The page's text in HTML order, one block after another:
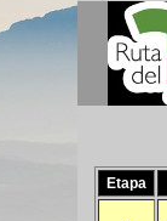
Etapa